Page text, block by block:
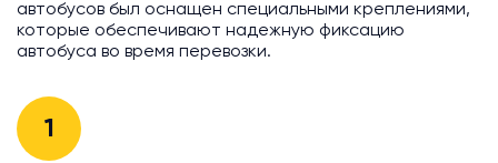
автобусов был оснащен специальными креплениями,
которые обеспечивают надежную фиксацию
автобуса во время перевозки.
1